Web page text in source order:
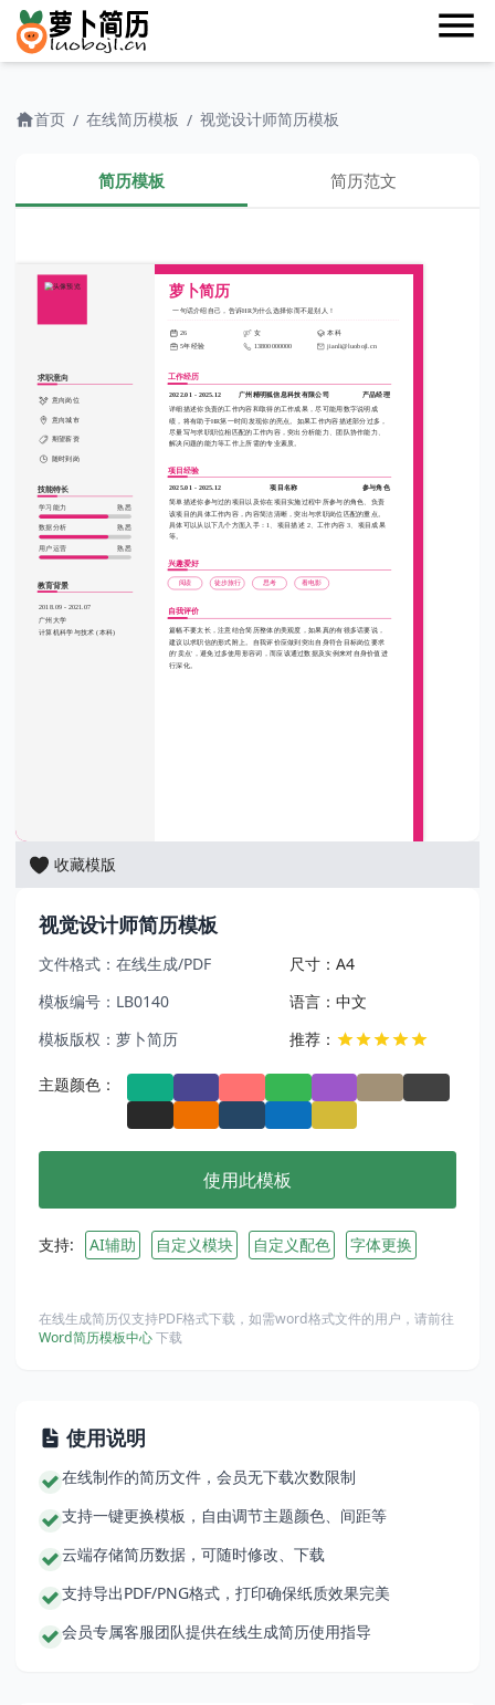
首页 / 在线简历模板 / 视觉设计师简历模板
简历模板 简历范文
求职意向
意向岗位
意向城市
期望薪资
随时到岗
技能特长
学习能力 熟悉
数据分析 熟悉
用户运营 熟悉
教育背景
2018.09 - 2021.07
广州大学
计算机科学与技术(本科)
萝卜简历
一句话介绍自己，告诉HR为什么选择你而不是别人！
26 女
本科
5年经验
13800000000 jianli@luobojl.cn
工作经历
2022.01 - 2025.12 广州精明狐信息科技有限公司
产品经理
详细描述你负责的工作内容和取得的工作成果，尽可能用数字说明成
绩，将有助于HR第一时间发现你的亮点。如果工作内容描述部分过多，
尽量写与求职职位相匹配的工作内容，突出分析能力、团队协作能力、
解决问题的能力等工作上所需的专业素质。
项目经验
2025.01 - 2025.12 项目名称
参与角色
简单描述你参与过的项目以及你在项目实施过程中所参与的角色、负责
该项目的具体工作内容，内容简洁清晰，突出与求职岗位匹配的重点。
具体可以从以下几个方面入手：1、项目描述 2、工作内容 3、项目成果
等。
兴趣爱好
阅读 徒步旅行 思考 看电影
自我评价
篇幅不要太长，注意结合简历整体的美观度，如果真的有很多话要说，
建议以求职信的形式附上。自我评价应做到突出自身符合目标岗位要求
的'卖点'，避免过多使用形容词，而应该通过数据及实例来对自身价值进
行深化。
收藏模版
视觉设计师简历模板
文件格式：在线生成/PDF
尺寸：A4
模板编号：LB0140
语言：中文
模板版权：萝卜简历
推荐：
主题颜色：
使用此模板
支持: AI辅助 自定义模块 自定义配色 字体更换
在线生成简历仅支持PDF格式下载，如需word格式文件的用户，请前往
Word简历模板中心下载
使用说明
在线制作的简历文件，会员无下载次数限制
支持一键更换模板，自由调节主题颜色、间距等
云端存储简历数据，可随时修改、下载
支持导出PDF/PNG格式，打印确保纸质效果完美
会员专属客服团队提供在线生成简历使用指导